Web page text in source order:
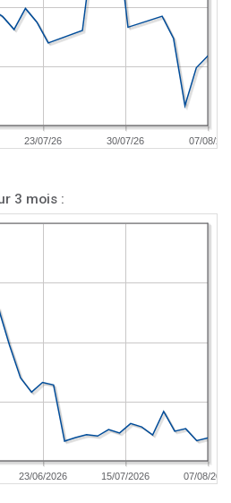
23/07/26 30/07/26 07/08/26
3 mois :
23/06/2026 15/07/2026 07/08/2026